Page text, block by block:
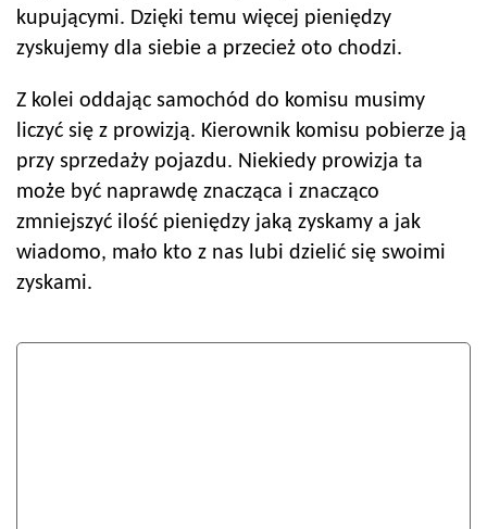
kupującymi. Dzięki temu więcej pieniędzy
zyskujemy dla siebie a przecież oto chodzi.
Z kolei oddając samochód do komisu musimy
liczyć się z prowizją. Kierownik komisu pobierze ją
przy sprzedaży pojazdu. Niekiedy prowizja ta
może być naprawdę znacząca i znacząco
zmniejszyć ilość pieniędzy jaką zyskamy a jak
wiadomo, mało kto z nas lubi dzielić się swoimi
zyskami.